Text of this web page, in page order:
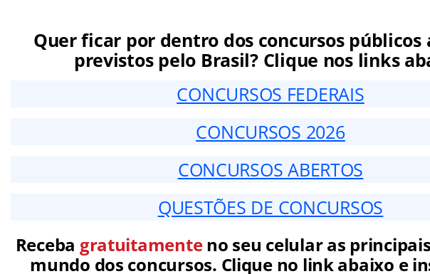
Quer ficar por dentro dos concursos públicos
previstos pelo Brasil? Clique nos links
CONCURSOS FEDERAIS
CONCURSOS 2026
CONCURSOS ABERTOS
QUESTÕES DE CONCURSOS
Receba gratuitamenteno seu celular as
mundo dos concursos. Clique no link abaixo e